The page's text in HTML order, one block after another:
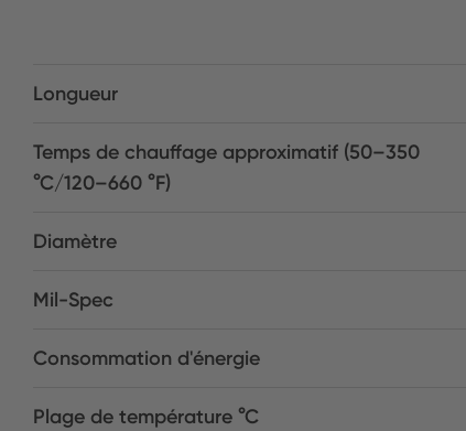
Longueur
Temps de chauffage approximatif (50–350
°C/120–660 °F)
Diamètre
Mil-Spec
Consommation d'énergie
Plage de température °C